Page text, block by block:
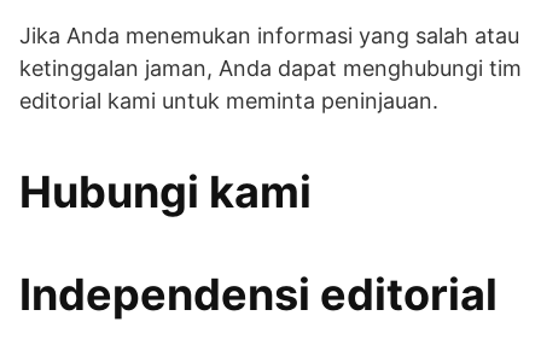
Jika Anda menemukan informasi yang salah atau
ketinggalan jaman, Anda dapat menghubungi tim
editorial kami untuk meminta peninjauan.
Hubungi kami
Independensi editorial